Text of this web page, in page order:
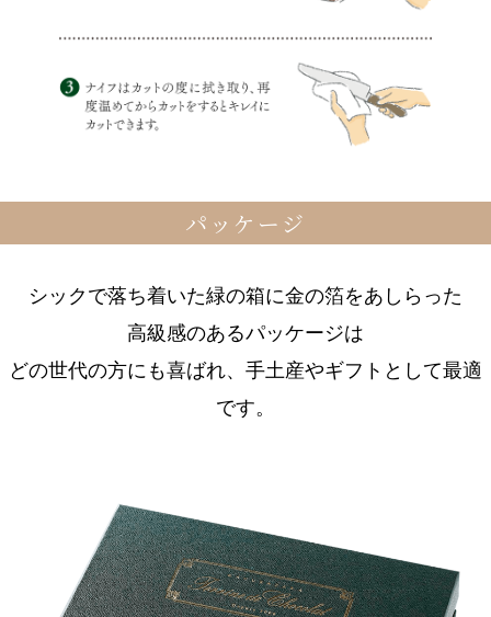
パッケージ
シックで落ち着いた緑の箱に金の箔をあしらった
高級感のあるパッケージは
どの世代の方にも喜ばれ、手土産やギフトとして最適
です。